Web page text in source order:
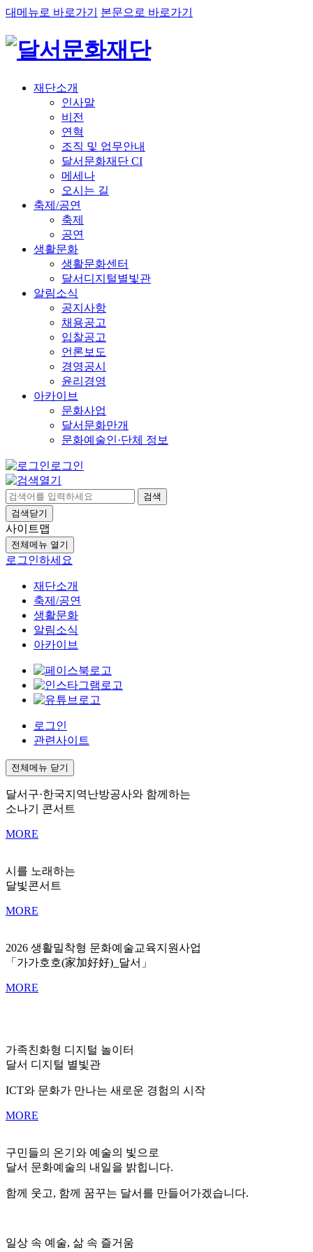
대메뉴로 바로가기 본문으로 바로가기
재단소개
인사말
비전
연혁
조직 및 업무안내
달서문화재단 CI
메세나
오시는 길
축제/공연
축제
공연
생활문화
생활문화센터
달서디지털별빛관
알림소식
공지사항
채용공고
입찰공고
언론보도
경영공시
윤리경영
아카이브
문화사업
달서문화만개
문화예술인·단체 정보
로그인
검색
검색닫기
사이트맵
전체메뉴 열기
로그인하세요
재단소개
축제/공연
생활문화
알림소식
아카이브
로그인
관련사이트
전체메뉴 닫기
달서구·한국지역난방공사와 함께하는
소나기 콘서트
MORE
시를 노래하는
달빛콘서트
MORE
2026 생활밀착형 문화예술교육지원사업
「가가호호(家加好好)_달서」
MORE
가족친화형 디지털 놀이터
달서 디지털 별빛관
ICT와 문화가 만나는 새로운 경험의 시작
MORE
구민들의 온기와 예술의 빛으로
달서 문화예술의 내일을 밝힙니다.
함께 웃고, 함께 꿈꾸는 달서를 만들어가겠습니다.
일상 속 예술, 삶 속 즐거움